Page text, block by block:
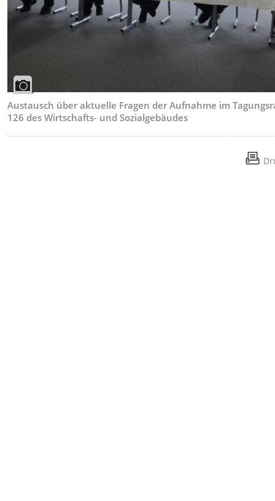
Austausch über aktuelle Fragen der Aufnahme im
126 des Wirtschafts- und Sozialgebäudes